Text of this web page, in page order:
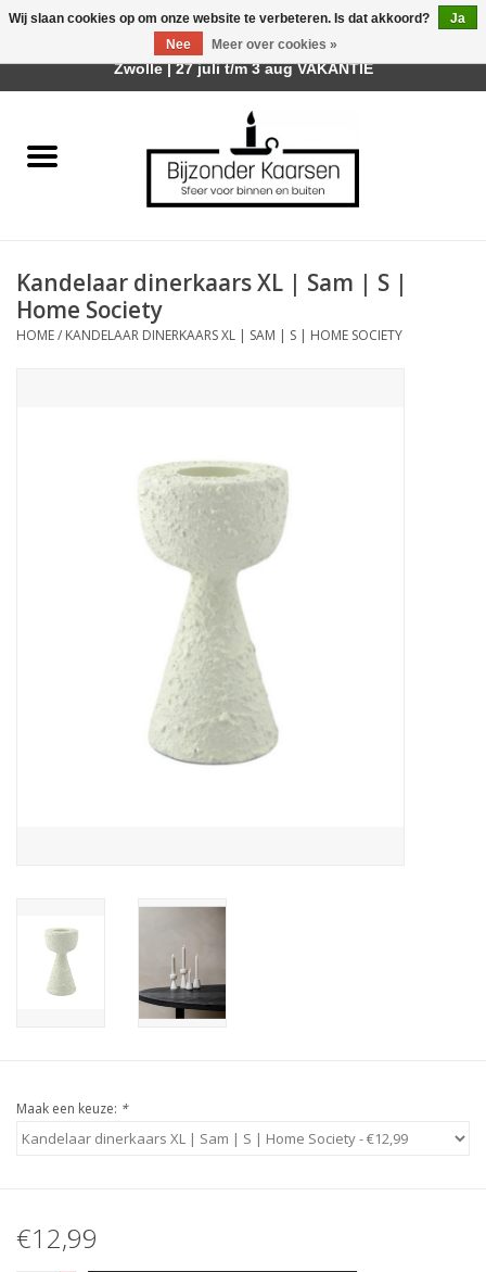
Räder Design Stories
Geurkaarsen
Relatiegeschenken & Bedankjes
Kandelaar dinerkaars XL | Sam | S |
Home Society
HOME/ KANDELAAR DINERKAARS XL | SAM | S | HOME SOCIETY
Maak een keuze: *
€12,99
Wij slaan cookies op om onze website te verbeteren. Is dat akkoord?
Ja
Nee
Meer over cookies »
Afhalen is mogelijk bij mijn winkel Trotz | Belvederelaan 107
Zwolle | 27 juli t/m 3 aug VAKANTIE